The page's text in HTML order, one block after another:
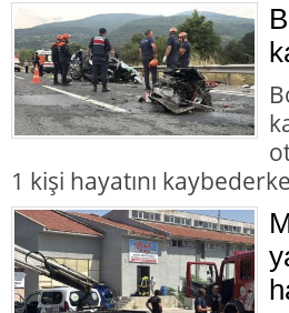
1 kişi hayatını